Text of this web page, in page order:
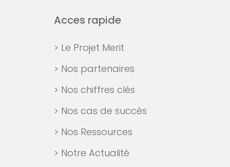
Acces rapide
> Le Projet Merit
> Nos partenaires
> Nos chiffres clés
> Nos cas de succès
> Nos Ressources
> Notre Actualité